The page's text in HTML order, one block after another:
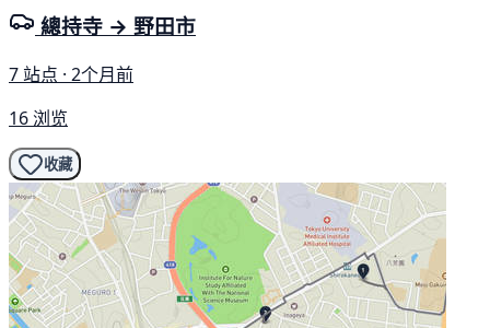
總持寺 → 野田市
7 站点 · 2个月前
16 浏览
收藏